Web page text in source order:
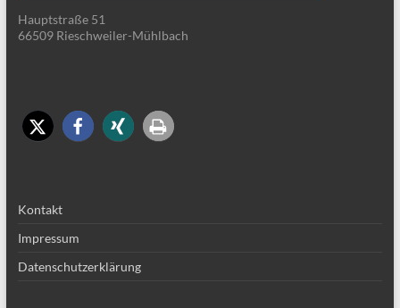
Hauptstraße 51
66509 Rieschweiler-Mühlbach
Kontakt
Impressum
Datenschutzerklärung